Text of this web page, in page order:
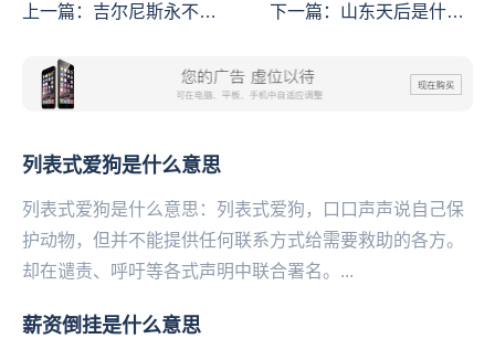
上一篇： 吉尔尼斯永不放
下一篇： 山东天后是什么
列表式爱狗是什么意思
列表式爱狗是什么意思：列表式爱狗，口口声声说自己保
护动物，但并不能提供任何联系方式给需要救助的各方。
却在谴责、呼吁等各式声明中联合署名。...
薪资倒挂是什么意思